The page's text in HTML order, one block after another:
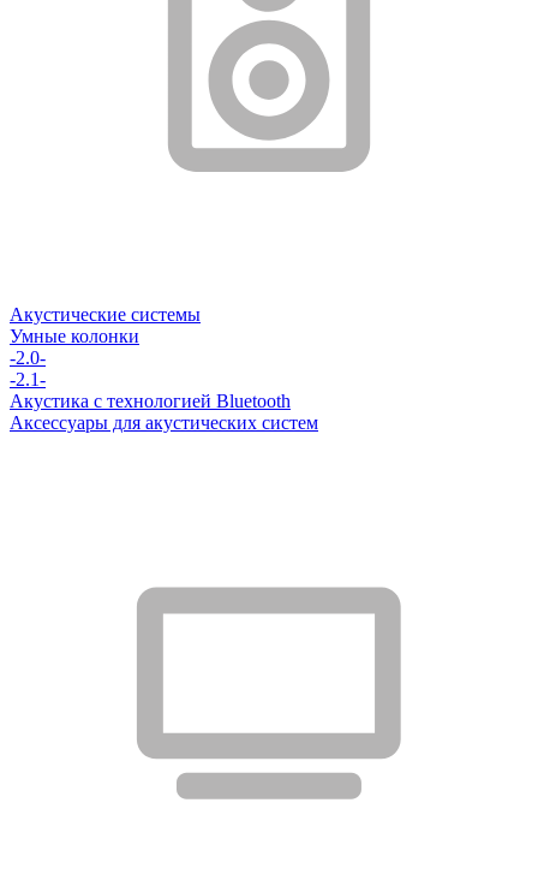
Акустические системы
Умные колонки
-2.0-
-2.1-
Акустика с технологией Bluetooth
Аксессуары для акустических систем